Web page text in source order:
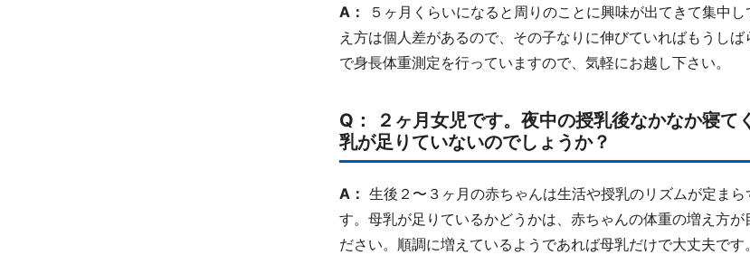
A：
５ヶ月くらいになると周りのことに興味が出てきて集中
え方は個人差があるので、その子なりに伸びていればもうし
で身長体重測定を行っていますので、気軽にお越し下さい。
Q： ２ヶ月女児です。夜中の授乳後なかなか寝
乳が足りていないのでしょうか？
A： 生後２〜３ヶ月の赤ちゃんは生活や授乳のリズムが定ま
す。母乳が足りているかどうかは、赤ちゃんの体重の増え方
ださい。順調に増えているようであれば母乳だけで大丈夫で